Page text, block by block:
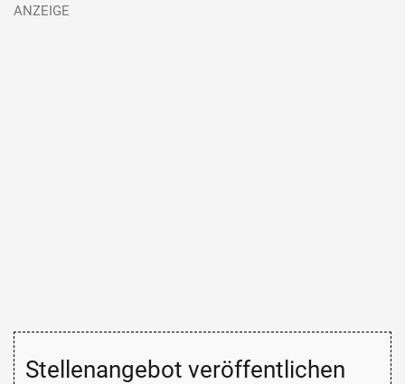
Stellenangebot veröffentlichen